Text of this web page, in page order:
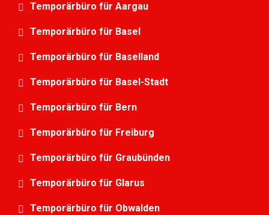
Temporärbüro für Aargau
Temporärbüro für Basel
Temporärbüro für Baselland
Temporärbüro für Basel-Stadt
Temporärbüro für Bern
Temporärbüro für Freiburg
Temporärbüro für Graubünden
Temporärbüro für Glarus
Temporärbüro für Obwalden